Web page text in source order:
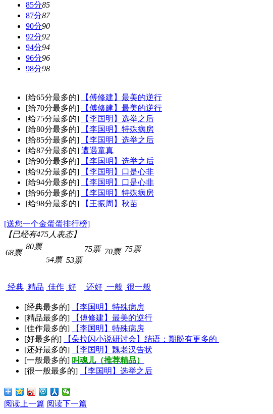
85分85
87分87
90分90
92分92
94分94
96分96
98分98
[给65分最多的]
【傅修建】最美的逆行
[给70分最多的]
【傅修建】最美的逆行
[给75分最多的]
【李国明】选举之后
[给80分最多的]
【李国明】特殊病房
[给85分最多的]
【李国明】选举之后
[给87分最多的] 遭遇童真
[给90分最多的]
【李国明】选举之后
[给92分最多的]
【李国明】口是心非
[给94分最多的]
【李国明】口是心非
[给96分最多的]
【李国明】特殊病房
[给98分最多的]
【王振周】秋苗
[送您一个金蛋蛋排行榜]
【已经有475人表态】
68票
经典
80票
精品
54票
佳作
53票
好
75票
还好
70票
一般
75票
很一般
[经典最多的]
【李国明】特殊病房
[精品最多的]
【傅修建】最美的逆行
[佳作最多的]
【李国明】特殊病房
[好最多的]
【朵拉闪小说研讨会】结语：期盼有更多的
[还好最多的]
【李国明】魏老汉告状
[一般最多的] 叫魂儿（推荐精品）
[很一般最多的]
【李国明】选举之后
阅读上一篇 阅读下一篇